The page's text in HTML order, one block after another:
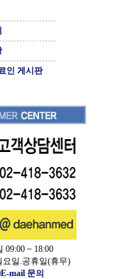
인 게시판
09:00 ~ 18:00
요일.공휴일(휴무)
E-mail 문의